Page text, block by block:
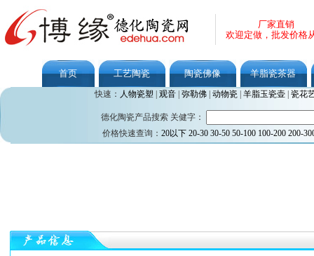
厂家直销
欢迎定做，批发价格
首页 工艺陶瓷 陶瓷佛像 羊脂瓷茶器
快速： 人物瓷塑 观音| 弥勒佛| 动物瓷| 羊脂玉瓷壶| 瓷花
德化陶瓷产品搜索 关健字：
价格快速查询： 20以下 20-30 30-50 50-100 100-200 200-